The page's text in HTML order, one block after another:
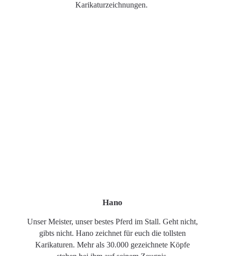
Karikaturzeichnungen.
Hano
Unser Meister, unser bestes Pferd im Stall. Geht nicht,
gibts nicht. Hano zeichnet für euch die tollsten
Karikaturen. Mehr als 30.000 gezeichnete Köpfe